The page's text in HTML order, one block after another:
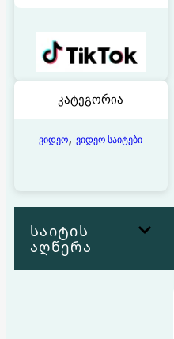
კატეგორია
ვიდეო, ვიდეო საიტები
საიტის
აღწერა